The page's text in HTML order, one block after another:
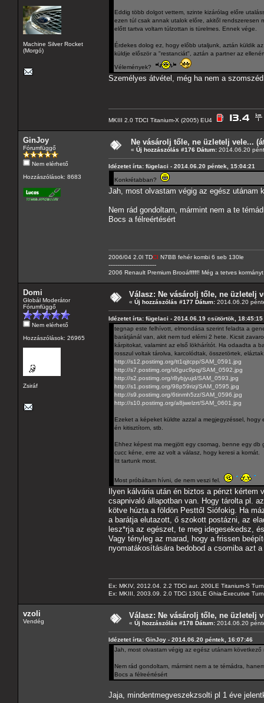
Machine Silver Rocket
(Morgó)
Eddig több dolgot vettem, szinte kizárólag előre
ezen túl csak annak utalok előre, akitől rendszeresen
előtt tartva voltam túlzottan is türelmes. Ennek vége.
Érdekes dolog ez, hogy előbb utaljunk, aztán küldik
küldje először a "restanciát", aztán a partner az
Vélemények?
Személyes átvétel, még ha nem a
MKIII 2.0 TDCI Titanium-X (2005) EU4
GinJoy
Fórumfüggő
Nem elérhető
Hozzászólások: 8683
Ne vásárolj tőle, ne üzletelj vele...
« Új hozzászólás #176 Dátum: 2014.06.20
Idézetet írta: fügelaci - 2014.06.20 péntek, 15:04:21
Konkrétabban?
Jah, most olvastam végig az egész utánam
Nem rád gondoltam, mármint nem a te
Bocs a félreértésért
2006/04 2.0l TDCI N7BB fehér kombi 6 seb 130le
---------------------------
2006 Renault Premium Brooáfffff! Még a tetves
Domi
Globál Moderátor
Fórumfüggő
Nem elérhető
Hozzászólások: 26965
Zsiráf
Válasz: Ne vásárolj tőle, ne üzletelj
« Új hozzászólás #177 Dátum: 2014.06.20
Idézetet írta: fügelaci - 2014.06.19 csütörtök, 18:45:15
tegnap este felhívott, elmondása szerint feladta a
barátjánál van, akit nem tud elérni 2 hete. Kicsit
kárpitokat, valamint az első lökhárítót. Ha odaadta a
rosszul voltak tárolva, karcolódtak, összetörtek,
http://s12.postimg.org/tt1qjtcpp/SAM_0591.jpg
http://s7.postimg.org/s0guc9pqj/SAM_0592.jpg
http://s2.postimg.org/r8ybjyujd/SAM_0593.jpg
http://s1.postimg.org/98p59rizj/SAM_0595.jpg
http://s9.postimg.org/6tinmh5zz/SAM_0596.jpg
http://s10.postimg.org/a8jwelzrt/SAM_0601.jpg
Ezeket a képeket küldte azzal a megjegyzéssel,
én kitisztítom, stb.
Ehhez képest ma megjött egy csomag, benne egy
cucc kéne, erre az volt a válasz, hogy keresi a komát.
Itt tartunk most.
Most próbáltam hívni, de nem veszi fel.
Ilyen kálvária után én biztos a pénzt
csapnivaló állapotban van. Hogy tárolta pl.
kötve húzta a földön Pesttől Siófokig. Ha
a barátja elutazott, ő szokott postázni, az
lesz*rja az egészet, te meg idegesekedsz,
Vagy tényleg az marad, hogy a frissen
nyomatákosítására bedobod a csomiba azt
Ex: MKIV, 2012.04. 2.2 TDCi aut. 200LE Titanium-S
Ex: MKIII, 2003.09. 2.0 TDCi 130LE Ghia-Executive
vzoli
Vendég
Válasz: Ne vásárolj tőle, ne üzletelj
« Új hozzászólás #178 Dátum: 2014.06.20
Idézetet írta: GinJoy - 2014.06.20 péntek, 16:07:46
Jah, most olvastam végig az egész utánam következő
Nem rád gondoltam, mármint nem a te témádra,
Bocs a félreértésért
Jaja, mindentmegveszekzsolti pl 1 éve